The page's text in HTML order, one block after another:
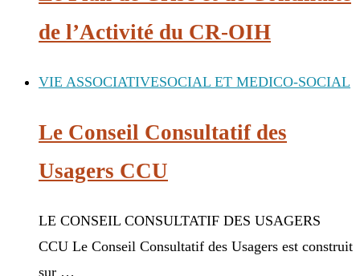
de l’Activité du CR-OIH
VIE ASSOCIATIVESOCIAL ET MEDICO-SOCIAL
Le Conseil Consultatif des
Usagers CCU
LE CONSEIL CONSULTATIF DES USAGERS
CCU Le Conseil Consultatif des Usagers est construit
sur …